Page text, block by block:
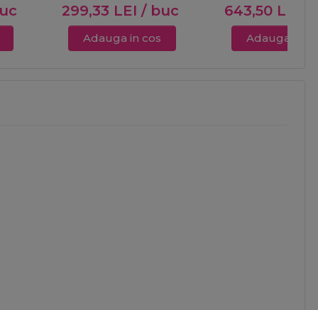
299,33 LEI / buc
Adauga in cos
643,50 LEI
Adauga in